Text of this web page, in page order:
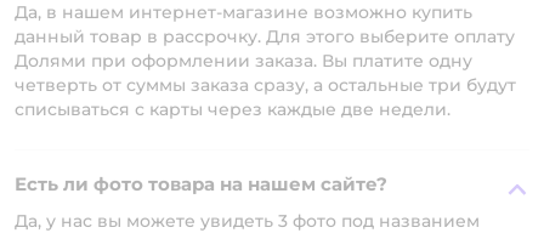
Да, в нашем интернет-магазине возможно купить
данный товар в рассрочку. Для этого выберите оплату
Долями при оформлении заказа. Вы платите одну
четверть от суммы заказа сразу, а остальные три будут
списываться с карты через каждые две недели.
Есть ли фото товара на нашем сайте?
Да, у нас вы можете увидеть 3 фото под названием